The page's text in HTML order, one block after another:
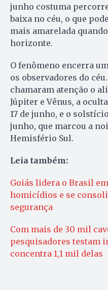
junho costuma
baixa no céu, o que
mais amarelada
horizonte.
O fenômeno encerra
os observadores do
chamaram atenção o
Júpiter e Vênus, a
17 de junho, e o
junho, que marcou a
Hemisfério Sul.
Leia também:
Goiás lidera o Brasil
homicídios e se
segurança
Com mais de 30 mil
pesquisadores testam
concentra 1,1 mil delas